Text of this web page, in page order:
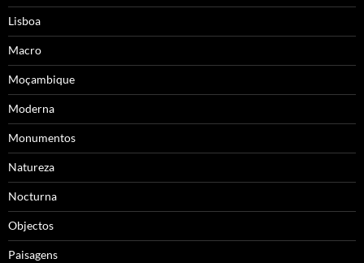
Lisboa
Macro
Moçambique
Moderna
Monumentos
Natureza
Nocturna
Objectos
Paisagens